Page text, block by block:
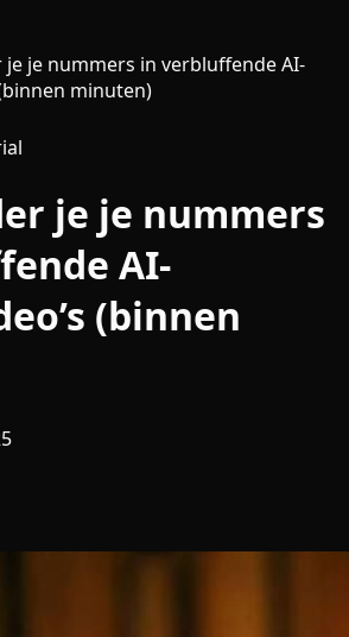
je je nummers in verbluffende AI-
minuten)
je je nummers
AI-
(binnen